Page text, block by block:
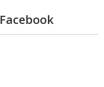
Facebook